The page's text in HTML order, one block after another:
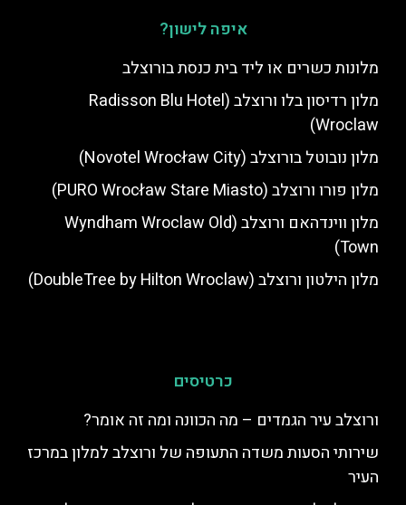
איפה לישון?
מלונות כשרים או ליד בית כנסת בורוצלב
מלון רדיסון בלו ורוצלב (Radisson Blu Hotel
Wroclaw)
מלון נובוטל בורוצלב (Novotel Wrocław City)
מלון פורו ורוצלב (PURO Wrocław Stare Miasto)
מלון ווינדהאם ורוצלב (Wyndham Wroclaw Old
Town)
מלון הילטון ורוצלב (DoubleTree by Hilton Wroclaw)
כרטיסים
ורוצלב עיר הגמדים – מה הכוונה ומה זה אומר?
שירותי הסעות משדה התעופה של ורוצלב למלון במרכז
העיר